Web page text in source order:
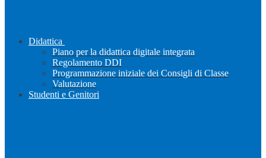
Didattica
Piano per la didattica digitale integrata
Regolamento DDI
Programmazione iniziale dei Consigli di Classe
Valutazione
Studenti e Genitori